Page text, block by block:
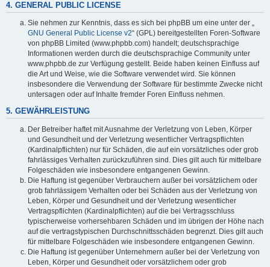
4. GENERAL PUBLIC LICENSE
Sie nehmen zur Kenntnis, dass es sich bei phpBB um eine unter der „
GNU General Public License v2“ (GPL) bereitgestellten Foren-Software
von phpBB Limited (www.phpbb.com) handelt; deutschsprachige
Informationen werden durch die deutschsprachige Community unter
www.phpbb.de zur Verfügung gestellt. Beide haben keinen Einfluss auf
die Art und Weise, wie die Software verwendet wird. Sie können
insbesondere die Verwendung der Software für bestimmte Zwecke nicht
untersagen oder auf Inhalte fremder Foren Einfluss nehmen.
5. GEWÄHRLEISTUNG
Der Betreiber haftet mit Ausnahme der Verletzung von Leben, Körper
und Gesundheit und der Verletzung wesentlicher Vertragspflichten
(Kardinalpflichten) nur für Schäden, die auf ein vorsätzliches oder grob
fahrlässiges Verhalten zurückzuführen sind. Dies gilt auch für mittelbare
Folgeschäden wie insbesondere entgangenen Gewinn.
Die Haftung ist gegenüber Verbrauchern außer bei vorsätzlichem oder
grob fahrlässigem Verhalten oder bei Schäden aus der Verletzung von
Leben, Körper und Gesundheit und der Verletzung wesentlicher
Vertragspflichten (Kardinalpflichten) auf die bei Vertragsschluss
typischerweise vorhersehbaren Schäden und im übrigen der Höhe nach
auf die vertragstypischen Durchschnittsschäden begrenzt. Dies gilt auch
für mittelbare Folgeschäden wie insbesondere entgangenen Gewinn.
Die Haftung ist gegenüber Unternehmern außer bei der Verletzung von
Leben, Körper und Gesundheit oder vorsätzlichem oder grob